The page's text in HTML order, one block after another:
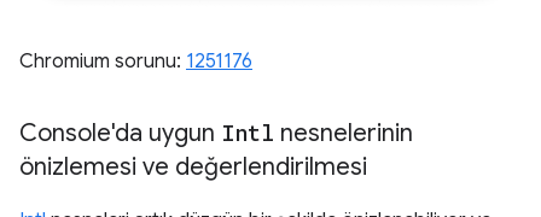
Chromium sorunu: 1251176
Console'da uygun Intl nesnelerinin
önizlemesi ve değerlendirilmesi